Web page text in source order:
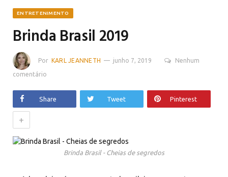
ENTRETENIMENTO
Brinda Brasil 2019
Por KARL JEANNETH junho 7, 2019 Nenhum
comentário
Share Tweet Pinterest
+
Brinda Brasil - Cheias de segredos